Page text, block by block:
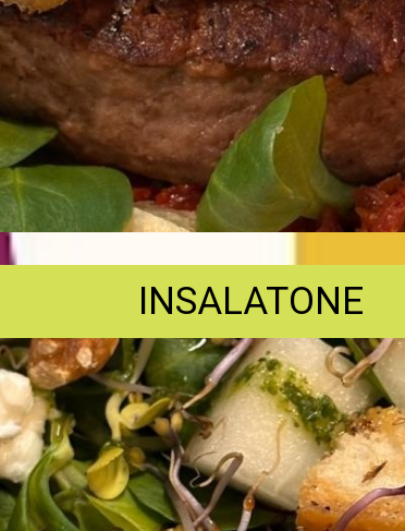
INSALATONE